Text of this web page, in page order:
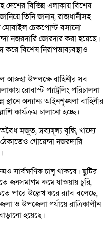
বিভিন্ন এলাকায় বিশেষ
তিনি জানান, রাজধানীসহ
মোবাইল চেকপোস্ট বসানো
নজরদারি জোরদার করা হয়েছে।
বিশেষ নিরাপত্তাব্যবস্থাও
আজহা উপলক্ষে বাহিনীর সব
রোবাস্ট প্যাট্রলিং পরিচালনা
স্থানে অন্যান্য আইনশৃঙ্খলা বাহিনীর
কার্যক্রম চালানো হচ্ছে।
মজুত, দ্রব্যমূল্য বৃদ্ধি, খাদ্যে
গোয়েন্দা নজরদারি
সার্বক্ষণিক চালু থাকবে। ছুটির
জনসমাগম কমে যাওয়ায় চুরি,
পারে উল্লেখ করে র‍্যাব বলেছে,
ও উপজেলা পর্যায়ে রাত্রিকালীন
হয়েছে।